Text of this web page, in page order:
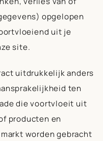
opgelopen
uit je
site.
uitdrukkelijk anders
ten
die voortvloeit uit
producten en
worden gebracht